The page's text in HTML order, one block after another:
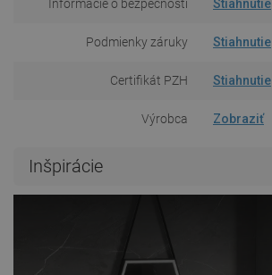
Informácie o bezpečnosti Stiahnutie
Podmienky záruky Stiahnutie
Certifikát PZH Stiahnutie
Výrobca Zobraziť
Inšpirácie